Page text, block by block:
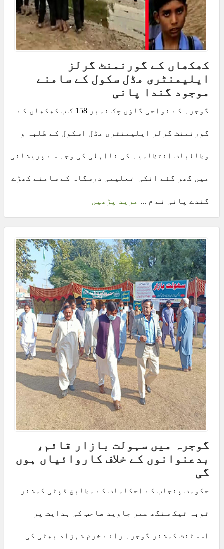
کھکھاں کے گورنمنٹ گرلز
ایلیمنٹری مڈل سکول کے سامنے
موجود گندا پانی
گوجرہ کے نواحی گاؤں چک نمبر 158 گ ب کھکھاں کے
گورنمنٹ گرلز ایلیمنٹری مڈل اسکول کے طلبہ و
وطالبات انتظامیہ کی نااہلی کی وجہ سے پریشانی
میں گھر گئے انکی تعلیمی درسگاہ کے سامنے کھڑے
گندے پانی نے م ... مزید پڑھیں
گوجرہ میں سہولت بازار قائم،
بدعنوانوں کے خلاف کاروائیاں ہوں
گی
حکومت پنجاب کے احکامات کے مطابق ڈپٹی کمشنر
ٹوبہ ٹیک سنگھ عمر جاوید صاحب کی ہدایت پر
اسسٹنٹ کمشنر گوجرہ رائے خرم شہزاد بھٹی کی